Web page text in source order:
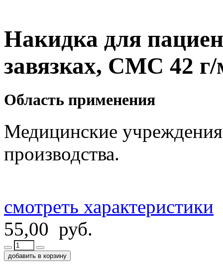
Накидка для
завязках, СМС 42
Область применения
Медицинские
производства.
смотреть характеристики
55,00 руб.
добавить в корзину